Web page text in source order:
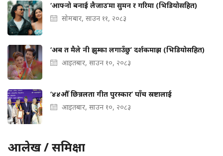
‘आफ्नो बनाई लैजाउ’मा सुमन र गरिमा (भिडियोसहित)
सोमबार, साउन ११, २०८३
‘अब त मैले नी झुम्का लगाउँछु’ दर्शकमाझ (भिडियोसहित)
आइतबार, साउन १०, २०८३
‘४४औँ छिन्नलता गीत पुरस्कार’ पाँच स्रष्टालाई
आइतबार, साउन १०, २०८३
आलेख / समिक्षा